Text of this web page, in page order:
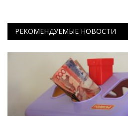
РЕКОМЕНДУЕМЫЕ НОВОСТИ